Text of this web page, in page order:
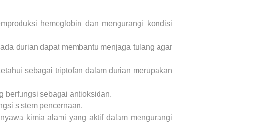
hemoglobin dan mengurangi kondisi
durian dapat membantu menjaga tulang agar
sebagai triptofan dalam durian merupakan
berfungsi sebagai antioksidan.
sistem pencernaan.
kimia alami yang aktif dalam mengurangi